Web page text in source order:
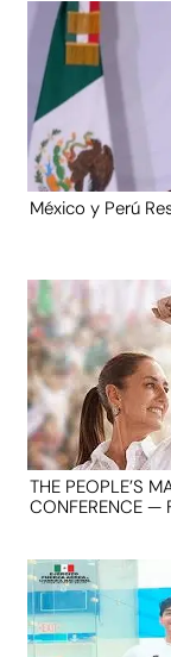
México y Perú
THE PEOPLE’S
CONFERENCE —